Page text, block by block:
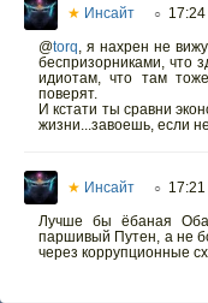
★ Инсайт ○
@torq,я нахрен не
беспризорниками, что
идиотам, что там
поверят.
И кстати ты сравни
жизни...завоешь, если
★ Инсайт ○
Лучше бы ёбаная
паршивый Путен, а не
через коррупционные